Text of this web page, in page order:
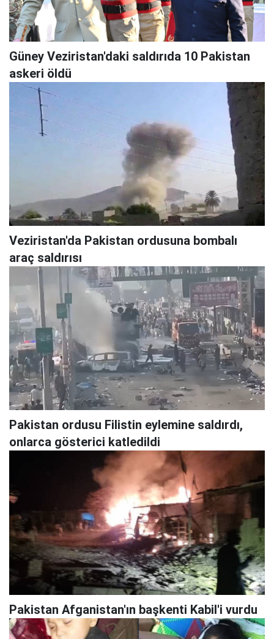
Güney Veziristan'daki saldırıda 10 Pakistan
askeri öldü
Veziristan'da Pakistan ordusuna bombalı
araç saldırısı
Pakistan ordusu Filistin eylemine saldırdı,
onlarca gösterici katledildi
Pakistan Afganistan'ın başkenti Kabil'i vurdu